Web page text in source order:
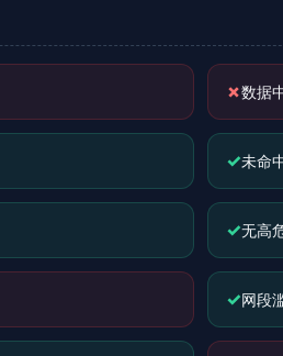
✗数据
✓未命
✓无高
✓网段